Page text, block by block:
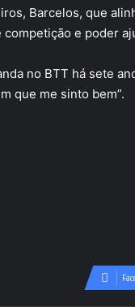
Barcelos, que
e poder
no BTT há sete
que me sinto bem”.